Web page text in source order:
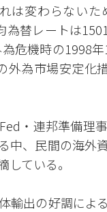
は変わらない
為替レートは
危機時の1998
外為市場安定化
・連邦準備理
中、民間の海外
ている。
輸出の好調によ